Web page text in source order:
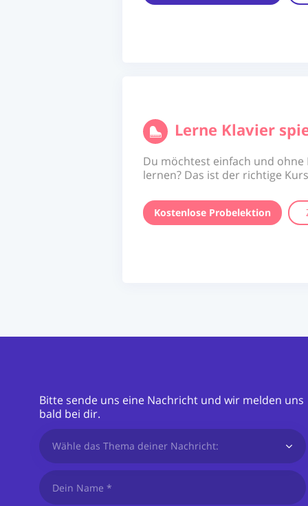
Lerne Klavier
Du möchtest einfach und ohne
lernen? Das ist der richtige
Kostenlose Probelektion
Bitte sende uns eine Nachricht und wir melden uns
bald bei dir.
Wähle das Thema deiner Nachricht: